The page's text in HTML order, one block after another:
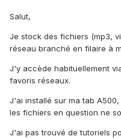
Salut,
Je stock des fichiers (mp3,
réseau branché en filaire à
J'y accède habituellement
favoris réseaux.
J'ai installé sur ma tab
les fichiers en question ne
J'ai pas trouvé de tutoriels